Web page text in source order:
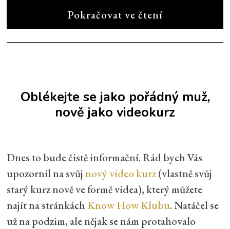
Pokračovat ve čtení
Oblékejte se jako pořádný muž,
nově jako videokurz
Dnes to bude čistě informační. Rád bych Vás
upozornil na svůjnový video kurz(vlastně svůj
starý kurz nově ve formě videa), který můžete
najít na stránkách Know How Klubu. Natáčel se
už na podzim, ale nějak se nám protahovalo